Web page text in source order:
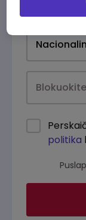
politika